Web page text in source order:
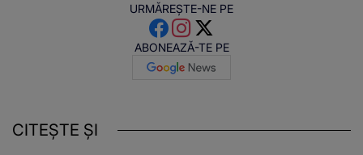
URMĂREȘTE-NE PE
ABONEAZĂ-TE PE
CITEȘTE ȘI